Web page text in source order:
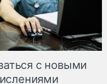
с новыми